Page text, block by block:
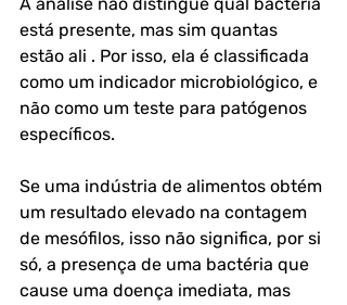
está presente, mas sim quantas
estão ali . Por isso, ela é classificada
como um indicador microbiológico, e
não como um teste para patógenos
específicos.
Se uma indústria de alimentos obtém
um resultado elevado na contagem
de mesófilos, isso não significa, por si
só, a presença de uma bactéria que
cause uma doença imediata, mas